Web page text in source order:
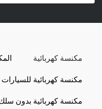
مكنسة كهربائية
مكنسة كهربائية للسيارات
مكنسة كهربائية بدون